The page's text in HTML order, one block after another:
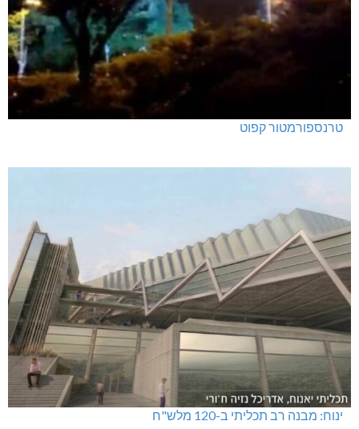
טרנספורמטור קפוט
ינוח: מבנה רב תכליתי ב-120 מלש"ח